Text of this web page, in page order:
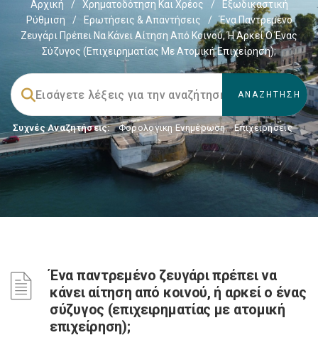
Αρχική / Χρηματοδότηση Και Χρέος /
Εξωδικαστική
Ρύθμιση
/ Ερωτήσεις & Απαντήσεις /
Ένα Παντρεμένο
Ζευγάρι Πρέπει Να Κάνει Αίτηση Από Κοινού, Ή Αρκεί Ο Ένας
Σύζυγος (επιχειρηματίας Με Ατομική Επιχείρηση);
Συχνές Αναζητήσεις: Φορολογικη Ενημέρωση, Επιχειρήσεις
Ένα παντρεμένο ζευγάρι πρέπει να
κάνει αίτηση από κοινού, ή αρκεί ο ένας
σύζυγος (επιχειρηματίας με ατομική
επιχείρηση);